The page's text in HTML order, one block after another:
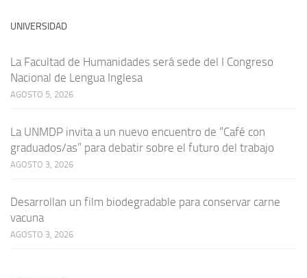
UNIVERSIDAD
La Facultad de Humanidades será sede del I Congreso
Nacional de Lengua Inglesa
AGOSTO 5, 2026
La UNMDP invita a un nuevo encuentro de “Café con
graduados/as” para debatir sobre el futuro del trabajo
AGOSTO 3, 2026
Desarrollan un film biodegradable para conservar carne
vacuna
AGOSTO 3, 2026